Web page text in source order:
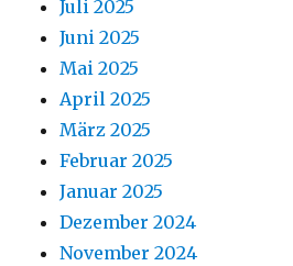
Juli 2025
Juni 2025
Mai 2025
April 2025
März 2025
Februar 2025
Januar 2025
Dezember 2024
November 2024